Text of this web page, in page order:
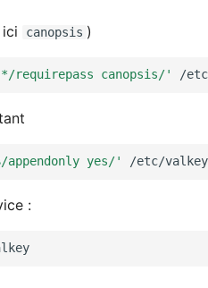
canopsis )
requirepass canopsis/'
appendonly yes/'
: